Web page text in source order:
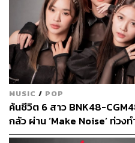
MUSIC / POP
ค้นชีวิต 6 สาว BNK48-
กลัว ผ่าน ‘Make Noise’ ท่วง
การ ‘สูญเสียตัวตน’